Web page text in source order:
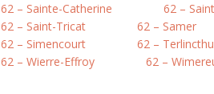
62 – Sainte-Catherine
62 –
62 – Saint-Tricat
62 – Samer
62 – Simencourt
62 –
62 – Wierre-Effroy
62 –